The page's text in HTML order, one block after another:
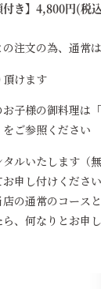
付き】4,800円(税
注文の為、通常
けます
子様の御料理は
ご参照ください
ルいたします（無
申し付けください
の通常のコースと
、何なりとお申